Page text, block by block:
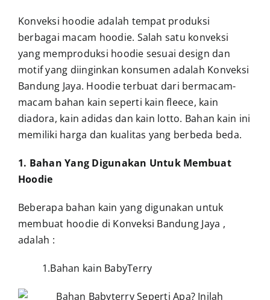
Konveksi hoodie adalah tempat produksi
berbagai macam hoodie. Salah satu konveksi
yang memproduksi hoodie sesuai design dan
motif yang diinginkan konsumen adalah Konveksi
Bandung Jaya. Hoodie terbuat dari bermacam-
macam bahan kain seperti kain fleece, kain
diadora, kain adidas dan kain lotto. Bahan kain ini
memiliki harga dan kualitas yang berbeda beda.
1. Bahan Yang Digunakan Untuk Membuat
Hoodie
Beberapa bahan kain yang digunakan untuk
membuat hoodie di Konveksi Bandung Jaya ,
adalah :
1.Bahan kain BabyTerry